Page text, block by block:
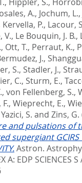
A., Jochum, L.,
Kervella, P., Lacour,
V., Le Bouquin, J. B.,
, Ott, T., Perraut, K.,
J.,
S., Stadler, J.,
C., Sturm, E.,
, von Fellenberg, S.,
, Wieprecht, E.,
Yazici, S. and Zins, G.
and pulsations of
supergiant
Astron.
A: EDP SCIENCES S